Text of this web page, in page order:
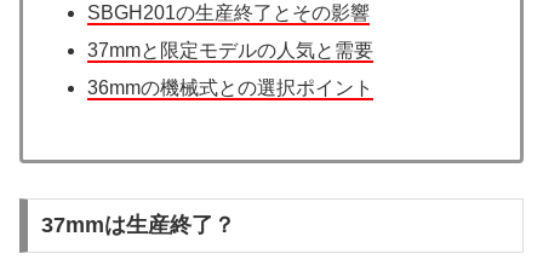
SBGH201の生産終了とその影響
37mmと限定モデルの人気と需要
36mmの機械式との選択ポイント
37mmは生産終了？